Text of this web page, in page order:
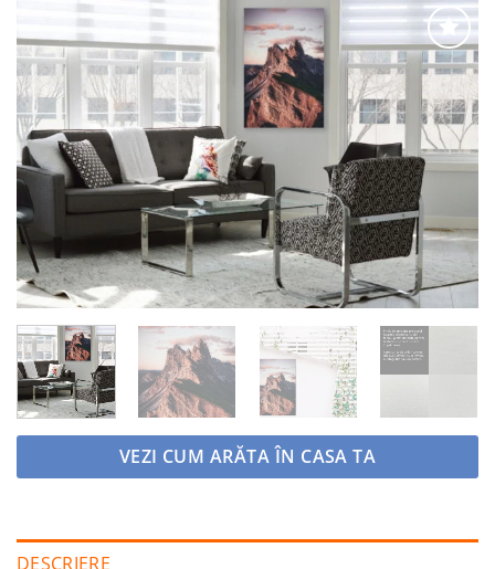
Adaugă
la
favorite
VEZI CUM ARĂTA ÎN CASA TA
DESCRIERE